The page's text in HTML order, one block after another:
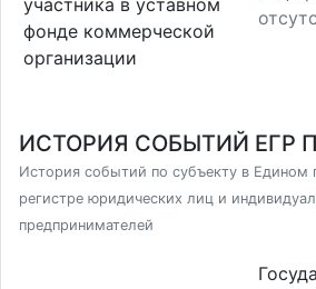
фонде коммерческой
организации
ИСТОРИЯ СОБЫТИЙ ЕГР
История событий по субъекту в Едином
регистре юридических лиц и
предпринимателей